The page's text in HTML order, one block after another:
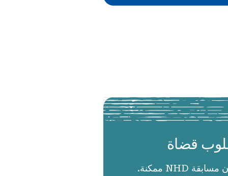
قضاة
الحكام يجعلون مسابقة NHD ممكنة.